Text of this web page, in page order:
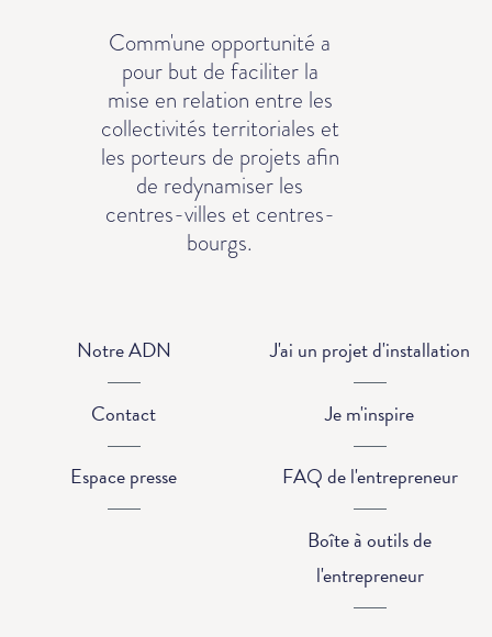
Comm'une opportunité a
pour but de faciliter la
mise en relation entre les
collectivités territoriales et
les porteurs de projets afin
de redynamiser les
centres-villes et centres-
bourgs.
Notre ADN
Contact
Espace presse
J'ai un projet d'installation
Je m'inspire
FAQ de l'entrepreneur
Boîte à outils de
l'entrepreneur